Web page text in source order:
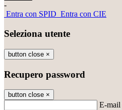
-
Entra con SPID Entra con CIE
Seleziona utente
button close ×
Recupero password
button close ×
E-mail